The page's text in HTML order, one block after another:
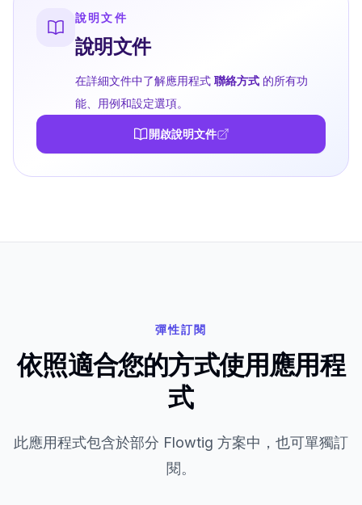
說明文件
說明文件
在詳細文件中了解應用程式 聯絡方式 的所有功
能、用例和設定選項。
開啟說明文件
彈性訂閱
依照適合您的方式使用應用程
式
此應用程式包含於部分 Flowtig 方案中，也可單獨訂
閱。